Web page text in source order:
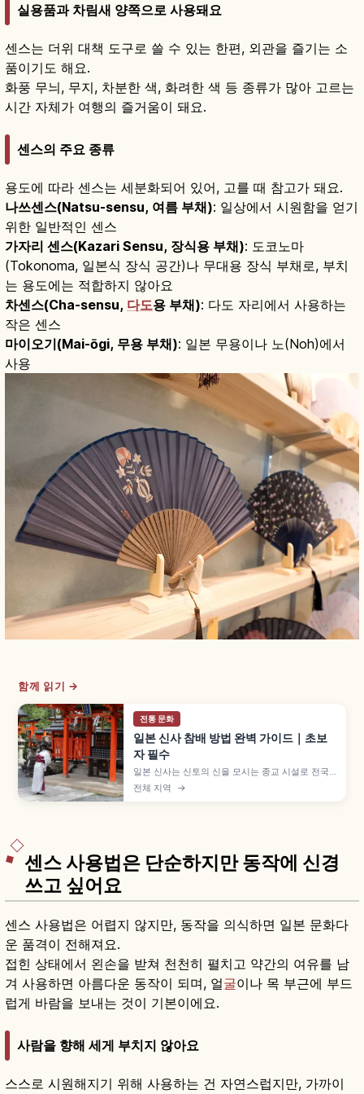
실용품과 차림새 양쪽으로 사용돼요
센스는 더위 대책 도구로 쓸 수 있는 한편, 외관을 즐기는 소
품이기도 해요.
화풍 무늬, 무지, 차분한 색, 화려한 색 등 종류가 많아 고르는
시간 자체가 여행의 즐거움이 돼요.
센스의 주요 종류
용도에 따라 센스는 세분화되어 있어, 고를 때 참고가 돼요.
나쓰센스(Natsu-sensu, 여름 부채): 일상에서 시원함을 얻기
위한 일반적인 센스
가자리 센스(Kazari Sensu, 장식용 부채): 도코노마
(Tokonoma, 일본식 장식 공간)나 무대용 장식 부채로, 부치
는 용도에는 적합하지 않아요
차센스(Cha-sensu, 다도용 부채): 다도 자리에서 사용하는
작은 센스
마이오기(Mai-ōgi, 무용 부채): 일본 무용이나 노(Noh)에서
사용
함께 읽기 →
전통 문화
일본 신사 참배 방법 완벽 가이드｜초보
자 필수
일본 신사는 신토의 신을 모시는 종교 시설로 전국
에 약 8만 곳이 있으며, 입구의 도리이가 절과 구분
되는 가장 알기 쉬운 특징입니다. 데미즈야 손 씻는
전체 지역 →
센스 사용법은 단순하지만 동작에 신경
쓰고 싶어요
센스 사용법은 어렵지 않지만, 동작을 의식하면 일본 문화다
운 품격이 전해져요.
접힌 상태에서 왼손을 받쳐 천천히 펼치고 약간의 여유를 남
겨 사용하면 아름다운 동작이 되며, 얼굴이나 목 부근에 부드
럽게 바람을 보내는 것이 기본이에요.
사람을 향해 세게 부치지 않아요
스스로 시원해지기 위해 사용하는 건 자연스럽지만, 가까이